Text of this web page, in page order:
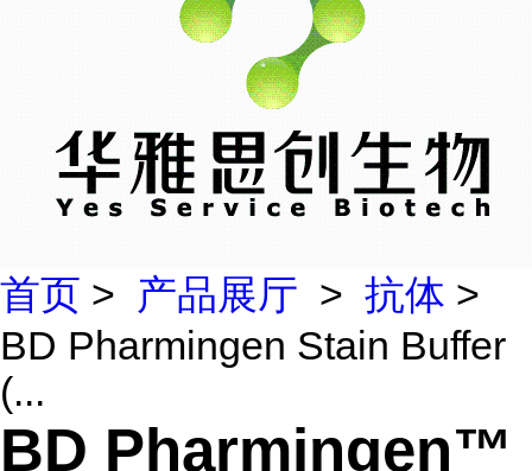
首页 > 产品展厅 > 抗体 >
BD Pharmingen Stain Buffer
(...
BD Pharmingen™